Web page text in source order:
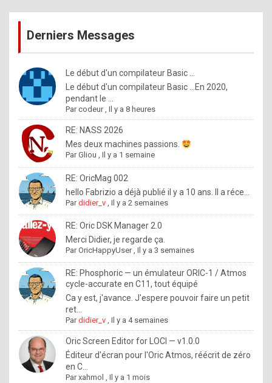
%
m
a
d
b
y
o
l
e
x
.
I
f
y
o
u
w
publications
Derniers Messages
Le début d'un compilateur Basic ...
Le début d'un compilateur Basic ...En 2020,
pendant le ...
Parcodeur,Il y a 8 heures
RE: NASS 2026
Mes deux machines passions.
ParGliou ,Il y a 1 semaine
RE: OricMag 002
hello Fabrizio a déjà publié il y a 10 ans. Il a réce...
Pardidier_v ,Il y a 2 semaines
RE: Oric DSK Manager 2.0
Merci Didier, je regarde ça.
ParOricHappyUser,Il y a 3 semaines
RE: Phosphoric — un émulateur ORIC-1 / Atmos
cycle-accurate en C11, tout équipé
Ca y est, j'avance. J'espere pouvoir faire un petit
ret...
Pardidier_v ,Il y a 4 semaines
Oric Screen Editor for LOCI — v1.0.0
Éditeur d'écran pour l'Oric Atmos, réécrit de zéro
en C...
Parxahmol ,Il y a 1 mois